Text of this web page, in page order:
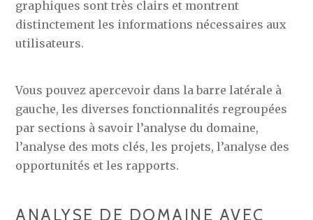
graphiques sont très clairs et montrent
distinctement les informations nécessaires aux
utilisateurs.
Vous pouvez apercevoir dans la barre latérale à
gauche, les diverses fonctionnalités regroupées
par sections à savoir l’analyse du domaine,
l’analyse des mots clés, les projets, l’analyse des
opportunités et les rapports.
ANALYSE DE DOMAINE AVEC